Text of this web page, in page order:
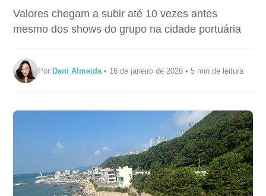
Valores chegam a subir até 10 vezes antes
mesmo dos shows do grupo na cidade portuária
PorDani Almeida • 16 de janeiro de 2026 • 5 min de leitura